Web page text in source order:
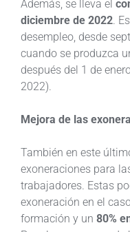
Además, se lleva el
diciembre de 2022.
desempleo, desde
cuando se produzca
después del 1 de
2022).
Mejora de las
También en este
exoneraciones para
trabajadores. Estas
exoneración en el
formación y un 80%